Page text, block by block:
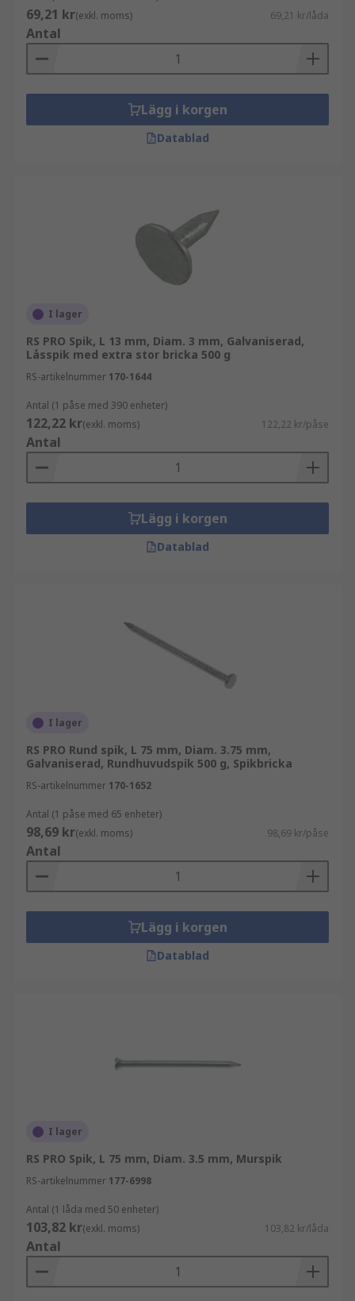
69,21 kr(exkl. moms) 69,21 kr/låda
Antal
Lägg i korgen
Datablad
I lager
RS PRO Spik, L 13 mm, Diam. 3 mm, Galvaniserad,
Låsspik med extra stor bricka 500 g
RS-artikelnummer 170-1644
Antal (1 påse med 390 enheter)
122,22 kr(exkl. moms) 122,22 kr/påse
Antal
Lägg i korgen
Datablad
I lager
RS PRO Rund spik, L 75 mm, Diam. 3.75 mm,
Galvaniserad, Rundhuvudspik 500 g, Spikbricka
RS-artikelnummer 170-1652
Antal (1 påse med 65 enheter)
98,69 kr(exkl. moms) 98,69 kr/påse
Antal
Lägg i korgen
Datablad
I lager
RS PRO Spik, L 75 mm, Diam. 3.5 mm, Murspik
RS-artikelnummer 177-6998
Antal (1 låda med 50 enheter)
103,82 kr(exkl. moms) 103,82 kr/låda
Antal